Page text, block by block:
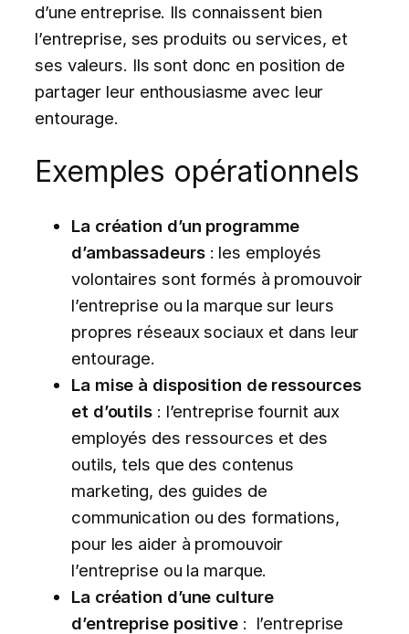
d’une entreprise. Ils connaissent bien
l’entreprise, ses produits ou services, et
ses valeurs. Ils sont donc en position de
partager leur enthousiasme avec leur
entourage.
Exemples opérationnels
La création d’un programme
d’ambassadeurs: les employés
volontaires sont formés à promouvoir
l’entreprise ou la marque sur leurs
propres réseaux sociaux et dans leur
entourage.
La mise à disposition de ressources
et d’outils: l’entreprise fournit aux
employés des ressources et des
outils, tels que des contenus
marketing, des guides de
communication ou des formations,
pour les aider à promouvoir
l’entreprise ou la marque.
La création d’une culture
d’entreprise positive: l’entreprise